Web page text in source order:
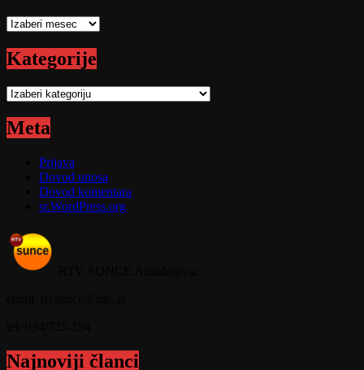
Arhive
Kategorije
Kategorije
Meta
Prijava
Dovod unosa
Dovod komentara
sr.WordPress.org
Najnoviji članci